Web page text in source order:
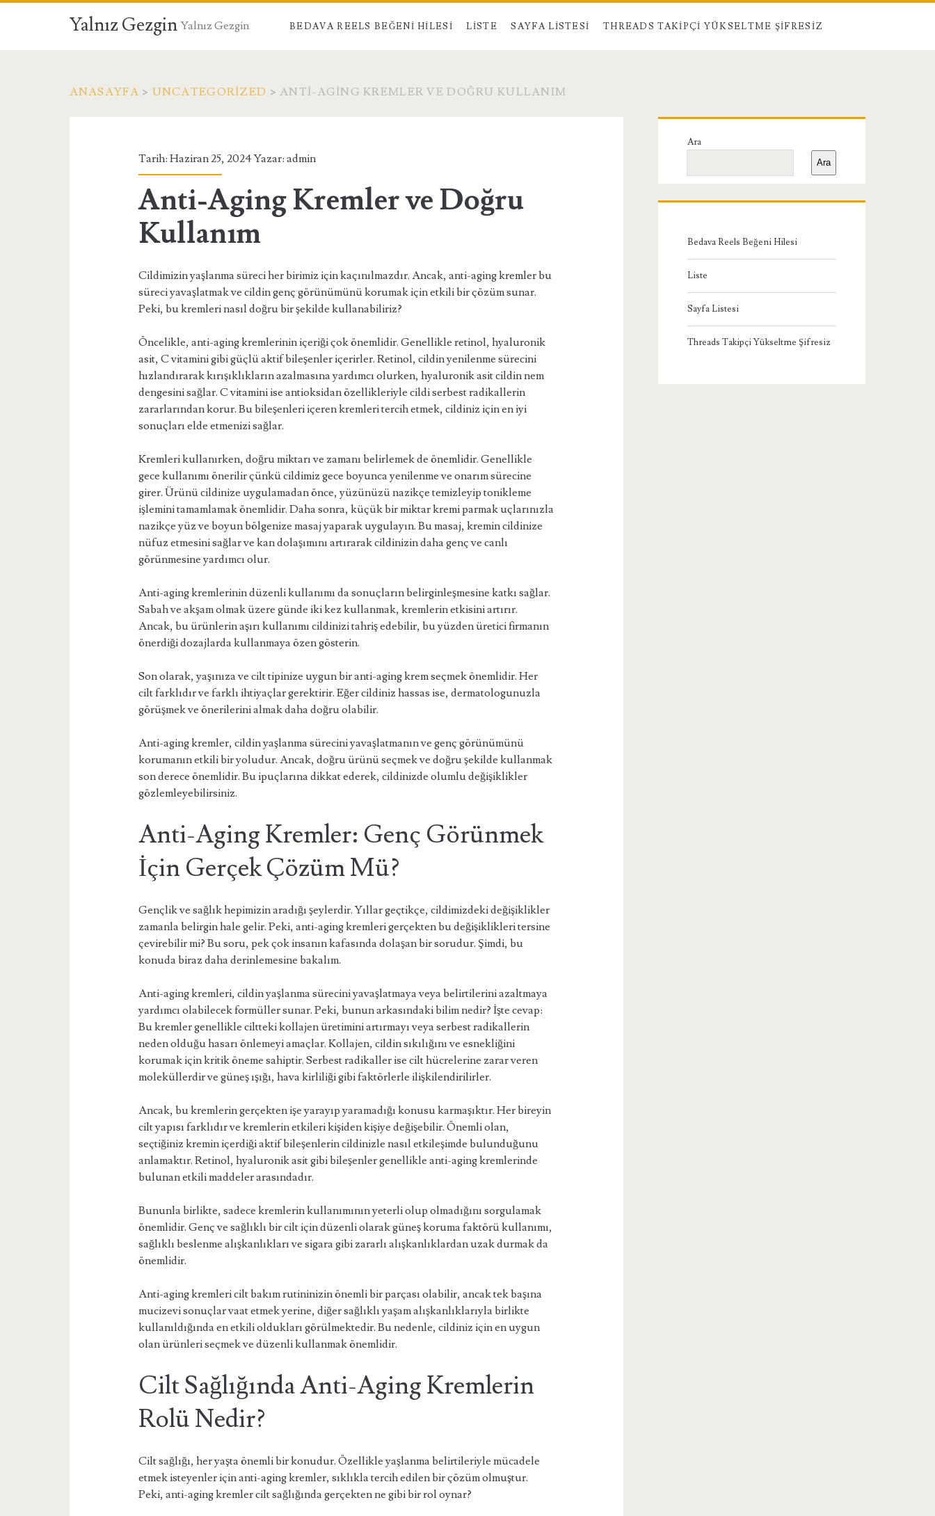
Yalnız Gezgin Yalnız Gezgin BEDAVA REELS BEĞENI HILESI LISTE SAYFA LISTESI THREADS TAKIPÇI YÜKSELTME ŞIFRESIZ
ANASAYFA > UNCATEGORIZED > ANTI-AGING KREMLER VE DOĞRU KULLANIM
Tarih: Haziran 25, 2024 Yazar:admin
Anti-Aging Kremler ve Doğru
Kullanım
Cildimizin yaşlanma süreci her birimiz için kaçınılmazdır. Ancak, anti-aging kremler bu
süreci yavaşlatmak ve cildin genç görünümünü korumak için etkili bir çözüm sunar.
Peki, bu kremleri nasıl doğru bir şekilde kullanabiliriz?
Öncelikle, anti-aging kremlerinin içeriği çok önemlidir. Genellikle retinol, hyaluronik
asit, C vitamini gibi güçlü aktif bileşenler içerirler. Retinol, cildin yenilenme sürecini
hızlandırarak kırışıklıkların azalmasına yardımcı olurken, hyaluronik asit cildin nem
dengesini sağlar. C vitamini ise antioksidan özellikleriyle cildi serbest radikallerin
zararlarından korur. Bu bileşenleri içeren kremleri tercih etmek, cildiniz için en iyi
sonuçları elde etmenizi sağlar.
Kremleri kullanırken, doğru miktarı ve zamanı belirlemek de önemlidir. Genellikle
gece kullanımı önerilir çünkü cildimiz gece boyunca yenilenme ve onarım sürecine
girer. Ürünü cildinize uygulamadan önce, yüzünüzü nazikçe temizleyip tonikleme
işlemini tamamlamak önemlidir. Daha sonra, küçük bir miktar kremi parmak uçlarınızla
nazikçe yüz ve boyun bölgenize masaj yaparak uygulayın. Bu masaj, kremin cildinize
nüfuz etmesini sağlar ve kan dolaşımını artırarak cildinizin daha genç ve canlı
görünmesine yardımcı olur.
Anti-aging kremlerinin düzenli kullanımı da sonuçların belirginleşmesine katkı sağlar.
Sabah ve akşam olmak üzere günde iki kez kullanmak, kremlerin etkisini artırır.
Ancak, bu ürünlerin aşırı kullanımı cildinizi tahriş edebilir, bu yüzden üretici firmanın
önerdiği dozajlarda kullanmaya özen gösterin.
Son olarak, yaşınıza ve cilt tipinize uygun bir anti-aging krem seçmek önemlidir. Her
cilt farklıdır ve farklı ihtiyaçlar gerektirir. Eğer cildiniz hassas ise, dermatologunuzla
görüşmek ve önerilerini almak daha doğru olabilir.
Anti-aging kremler, cildin yaşlanma sürecini yavaşlatmanın ve genç görünümünü
korumanın etkili bir yoludur. Ancak, doğru ürünü seçmek ve doğru şekilde kullanmak
son derece önemlidir. Bu ipuçlarına dikkat ederek, cildinizde olumlu değişiklikler
gözlemleyebilirsiniz.
Anti-Aging Kremler: Genç Görünmek
İçin Gerçek Çözüm Mü?
Gençlik ve sağlık hepimizin aradığı şeylerdir. Yıllar geçtikçe, cildimizdeki değişiklikler
zamanla belirgin hale gelir. Peki, anti-aging kremleri gerçekten bu değişiklikleri tersine
çevirebilir mi? Bu soru, pek çok insanın kafasında dolaşan bir sorudur. Şimdi, bu
konuda biraz daha derinlemesine bakalım.
Anti-aging kremleri, cildin yaşlanma sürecini yavaşlatmaya veya belirtilerini azaltmaya
yardımcı olabilecek formüller sunar. Peki, bunun arkasındaki bilim nedir? İşte cevap:
Bu kremler genellikle ciltteki kollajen üretimini artırmayı veya serbest radikallerin
neden olduğu hasarı önlemeyi amaçlar. Kollajen, cildin sıkılığını ve esnekliğini
korumak için kritik öneme sahiptir. Serbest radikaller ise cilt hücrelerine zarar veren
moleküllerdir ve güneş ışığı, hava kirliliği gibi faktörlerle ilişkilendirilirler.
Ancak, bu kremlerin gerçekten işe yarayıp yaramadığı konusu karmaşıktır. Her bireyin
cilt yapısı farklıdır ve kremlerin etkileri kişiden kişiye değişebilir. Önemli olan,
seçtiğiniz kremin içerdiği aktif bileşenlerin cildinizle nasıl etkileşimde bulunduğunu
anlamaktır. Retinol, hyaluronik asit gibi bileşenler genellikle anti-aging kremlerinde
bulunan etkili maddeler arasındadır.
Bununla birlikte, sadece kremlerin kullanımının yeterli olup olmadığını sorgulamak
önemlidir. Genç ve sağlıklı bir cilt için düzenli olarak güneş koruma faktörü kullanımı,
sağlıklı beslenme alışkanlıkları ve sigara gibi zararlı alışkanlıklardan uzak durmak da
önemlidir.
Anti-aging kremleri cilt bakım rutininizin önemli bir parçası olabilir, ancak tek başına
mucizevi sonuçlar vaat etmek yerine, diğer sağlıklı yaşam alışkanlıklarıyla birlikte
kullanıldığında en etkili oldukları görülmektedir. Bu nedenle, cildiniz için en uygun
olan ürünleri seçmek ve düzenli kullanmak önemlidir.
Cilt Sağlığında Anti-Aging Kremlerin
Rolü Nedir?
Cilt sağlığı, her yaşta önemli bir konudur. Özellikle yaşlanma belirtileriyle mücadele
etmek isteyenler için anti-aging kremler, sıklıkla tercih edilen bir çözüm olmuştur.
Peki, anti-aging kremler cilt sağlığında gerçekten ne gibi bir rol oynar?
Birincil
Yan
Menü
Ara
Ara
Bedava Reels Beğeni Hilesi
Liste
Sayfa Listesi
Threads Takipçi Yükseltme Şifresiz